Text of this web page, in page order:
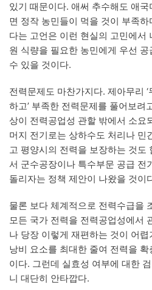
있기 때문이다. 애써 추수해도 애
면 정작 농민들이 먹을 것이 부족
다는 고언은 이런 현실의 고민에서
원 식량을 필요한 농민에게 우선
수 있을 것이다.
전력문제도 마찬가지다. 제아무리
하고’ 부족한 전력문제를 풀어보려
상이 전력공업성 관할 밖에서 소요
머지 전기로는 상하수도 처리나 민
고 평양시의 전력을 보장하는 것도
서 군수공장이나 특수부문 공급 전
돌리자는 정책 제안이 나왔을 것이
물론 보다 체계적으로 전력수급을
모든 국가 전력을 전력공업성에서
나 당장 이렇게 재편하는 것이 어
낭비 요소를 최대한 줄여 전력을
이다. 그런데 실효성 여부에 대한
니 대단히 안타깝다.